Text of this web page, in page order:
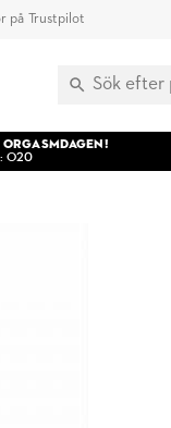
på Trustpilot
O20